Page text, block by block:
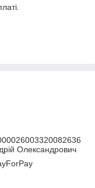
Олександрович